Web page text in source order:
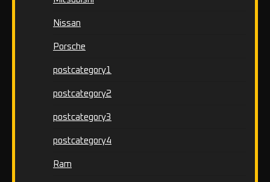
Nissan
Porsche
postcategory1
postcategory2
postcategory3
postcategory4
Ram